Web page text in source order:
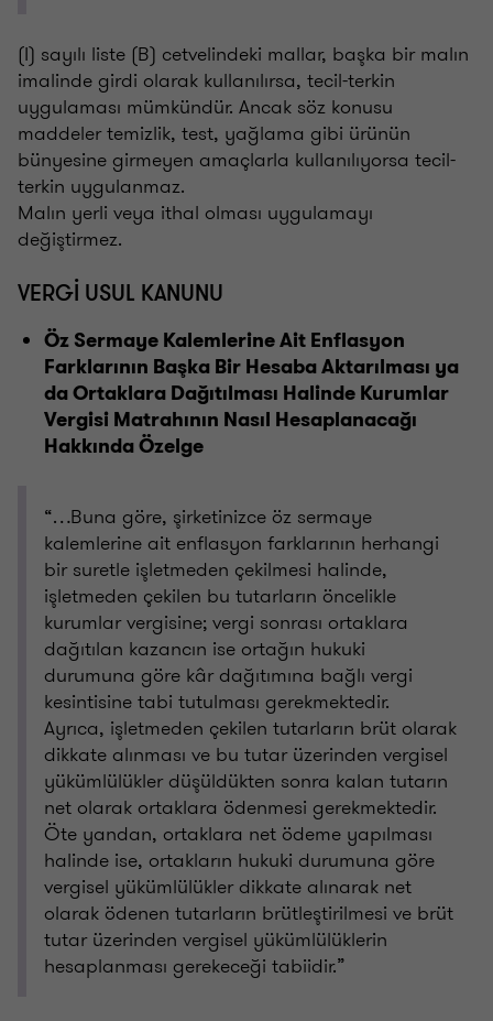
(I) sayılı liste (B) cetvelindeki mallar, başka bir malın
imalinde girdi olarak kullanılırsa, tecil-terkin
uygulaması mümkündür. Ancak söz konusu
maddeler temizlik, test, yağlama gibi ürünün
bünyesine girmeyen amaçlarla kullanılıyorsa tecil-
terkin uygulanmaz.
Malın yerli veya ithal olması uygulamayı
değiştirmez.
VERGİ USUL KANUNU
Öz Sermaye Kalemlerine Ait Enflasyon
Farklarının Başka Bir Hesaba Aktarılması ya
da Ortaklara Dağıtılması Halinde Kurumlar
Vergisi Matrahının Nasıl Hesaplanacağı
Hakkında Özelge
“…Buna göre, şirketinizce öz sermaye
kalemlerine ait enflasyon farklarının herhangi
bir suretle işletmeden çekilmesi halinde,
işletmeden çekilen bu tutarların öncelikle
kurumlar vergisine; vergi sonrası ortaklara
dağıtılan kazancın ise ortağın hukuki
durumuna göre kâr dağıtımına bağlı vergi
kesintisine tabi tutulması gerekmektedir.
Ayrıca, işletmeden çekilen tutarların brüt olarak
dikkate alınması ve bu tutar üzerinden vergisel
yükümlülükler düşüldükten sonra kalan tutarın
net olarak ortaklara ödenmesi gerekmektedir.
Öte yandan, ortaklara net ödeme yapılması
halinde ise, ortakların hukuki durumuna göre
vergisel yükümlülükler dikkate alınarak net
olarak ödenen tutarların brütleştirilmesi ve brüt
tutar üzerinden vergisel yükümlülüklerin
hesaplanması gerekeceği tabiidir.”